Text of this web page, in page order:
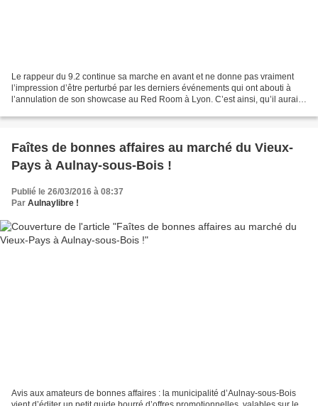
Le rappeur du 9.2 continue sa marche en avant et ne donne pas vraiment
l’impression d’être perturbé par les derniers événements qui ont abouti à
l’annulation de son showcase au Red Room à Lyon. C’est ainsi, qu’il aurait
Faîtes de bonnes affaires au marché du Vieux-
Pays à Aulnay-sous-Bois !
Publié le 26/03/2016 à 08:37
Par Aulnaylibre !
Avis aux amateurs de bonnes affaires : la municipalité d’Aulnay-sous-Bois